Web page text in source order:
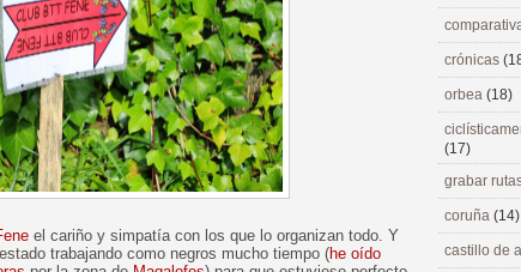
el cariño y simpatía con los que lo organizan todo. Y
trabajando como negros mucho tiempo (he oído
crónicas
orbea (18)
(17)
grabar
coruña (14)
castillo de